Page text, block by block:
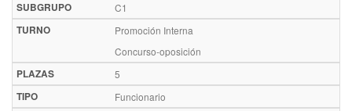
SUBGRUPO
C1
TURNO
Promoción Interna
Concurso-oposición
PLAZAS
5
TIPO
Funcionario